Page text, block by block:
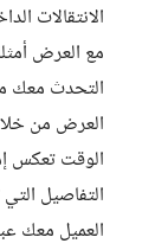
الانتقالات
مع العرض
التحدث معك
العرض من
الوقت تعكس
التفاصيل
العميل معك